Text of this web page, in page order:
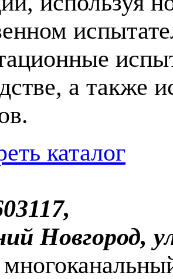
а также
каталог
Новгород,